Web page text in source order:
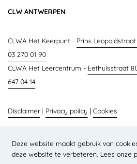
CLW ANTWERPEN
CLWA Het Keerpunt - Prins
03 270 01 90
CLWA Het Leercentrum - Eethuisstraat
647 04 14
Disclaimer | Privacy policy | Cookies
Website laten maken door Straffe Sites
Deze website maakt gebruik van
deze website te verbeteren. Lees onze